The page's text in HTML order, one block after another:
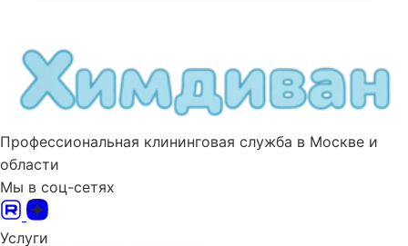
Профессиональная клининговая служба в Москве и
области
Мы в соц-сетях
Услуги